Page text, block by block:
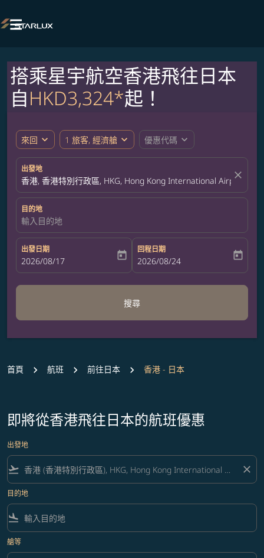

搭乘星宇航空香港飛往日本
自HKD3,324*起！
來回 expand_more 1 旅客, 經濟艙 expand_more 優惠代碼 expand_more
出發地
香港, 香港特別行政區, HKG, Hong Kong International Airport
close
目的地
輸入目的地
出發日期
fc-booking-departure-date-aria-label
2026/08/17 today
回程日期
fc-booking-return-date-aria-label
2026/08/24 today
搜尋
首頁 航班 前往日本 香港 - 日本
即將從香港飛往日本的航班優惠
出發地
flight_takeoff close
目的地
flight_land
艙等